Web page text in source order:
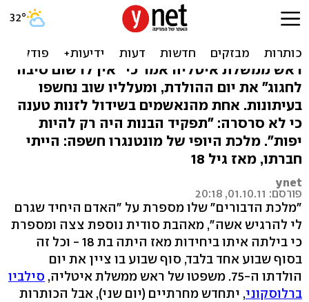
מלכת הדבורים ומיס
מונטנגרו. ברלוסקוני בן 75
ראש ממשלת איטליה אמר כי "אין לו שום סיבה
לחגוג" את יום ההולדת, ומעלליו שוב נחשפו
בעיתונות. אחת מהנאשמים בשידול לזנות טענה
כי לא סרסרה: "תפקיד הבנות היה רק להיות
יפות". מלכת היופי של מונטנגרו חשפה: הייתי
חברתו, מאז גיל 18
ynet
פורסם: 01.10.11, 20:18
"מלכת הדבורים" שלו מספרת על "האדם היחיד שגרם
לי להרגיש אשה", מאהבת סודית נוספת צצה ומספרת
כי בילתה איתו ביחידות מאז היתה בת 18 - וכל זה
בסוף שבוע אחד בלבד, סוף שבוע בו ציין את יום
הולדתו ה-75. משפטו של ראש ממשלת איטליה,
סילביו
ברלוסקוני, יתחדש מחרתיים (יום שני), אבל הכותרות